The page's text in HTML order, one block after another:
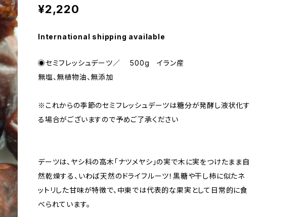
¥2,220
International shipping available
◉セミフレッシュデーツ／ 500g イラン産
無塩、無植物油、無添加
※これからの季節のセミフレッシュデーツは糖分が発酵し液状化す
る場合がございますので予めご了承ください
デーツは、ヤシ科の高木「ナツメヤシ」の実で木に実をつけたまま自
然乾燥する、いわば天然のドライフルーツ！黒糖や干し柿に似たネ
ットリした甘味が特徴で、中東では代表的な果実として日常的に食
べられています。